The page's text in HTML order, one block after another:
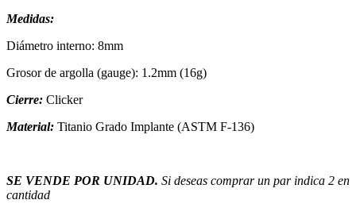
Medidas:
Diámetro interno: 8mm
Grosor de argolla (gauge): 1.2mm (16g)
Cierre: Clicker
Material: Titanio Grado Implante (ASTM F-136)
SE VENDE POR UNIDAD. Si deseas comprar un par indica 2 en
cantidad